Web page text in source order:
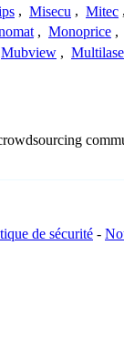
, Misecu , Mitec ,
, Monoprice ,
Mubview ,
de sécurité -